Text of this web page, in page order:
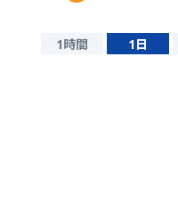
1時間 1日